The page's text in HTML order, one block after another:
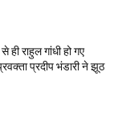
ही राहुल गांधी हो गए
प्रदीप भंडारी ने झूठ